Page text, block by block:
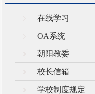
在线学习
OA系统
朝阳教委
校长信箱
学校制度规定